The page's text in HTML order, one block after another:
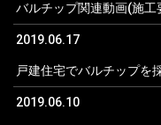
バルチップ関連動画(施工
2019.06.17
戸建住宅でバルチップを
2019.06.10